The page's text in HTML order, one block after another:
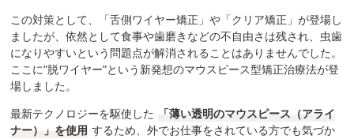
この対策として、「舌側ワイヤー矯正」や「クリア矯正」が登場し
ましたが、依然として食事や歯磨きなどの不自由さは残され、虫歯
になりやすいという問題点が解消されることはありませんでした。
ここに"脱ワイヤー"という新発想のマウスピース型矯正治療法が登
場しました。
最新テクノロジーを駆使した
「薄い透明のマウスピース（アライ
ナー）」を使用 するため、外でお仕事をされている方でも気づか